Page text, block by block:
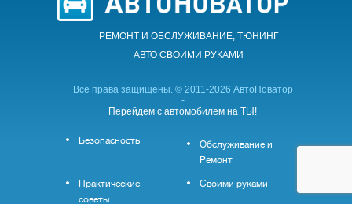
РЕМОНТ И ОБСЛУЖИВАНИЕ, ТЮНИНГ
АВТО CВОИМИ РУКАМИ
Все права защищены. © 2011-2026 АвтоНоватор
-
Перейдем с автомобилем на ТЫ!
Безопасность
Обслуживание и
Ремонт
Практические
советы
Своими руками